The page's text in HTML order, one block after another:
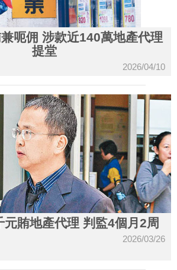
呃佣 涉款近140萬地產代理
提堂
2026/04/10
元賄地產代理 判監4個月2周
2026/03/26